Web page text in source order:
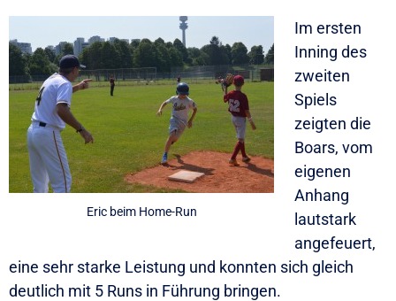
Eric beim Home-Run
Im ersten
Inning des
zweiten
Spiels
zeigten die
Boars, vom
eigenen
Anhang
lautstark
angefeuert,
eine sehr starke Leistung und konnten sich gleich
deutlich mit 5 Runs in Führung bringen.